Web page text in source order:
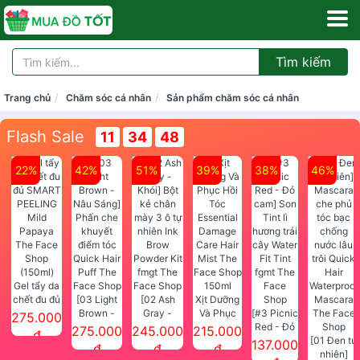
Tìm kiếm
Trang chủ Chăm sóc cá nhân Sản phẩm chăm sóc cá nhân
Flash Sale 11 34 48
22%
Gel tẩy da
chết đu đủ
SMART
PEELING
275.000
đ
42%
[03 Light
Brown -
Nâu Sáng]
Phấn che
275.000
đ
51%
[02 Ash
Gray -
Khói] Bột
kẻ chân
245.000
đ
39%
Xịt Dưỡng
Và Phục
Hồi Tóc
Essential
215.000
đ
38%
[#3 Picnic
Red - Đỏ
cam] Son
137.000
46%
[01 Đen tự
nhiên]